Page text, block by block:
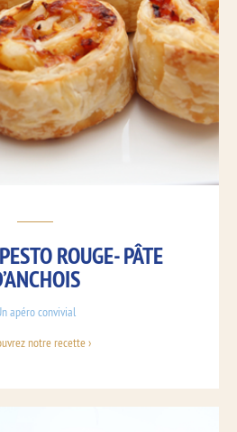
ROUGE- PÂTE
apéro convivial
notre recette ›